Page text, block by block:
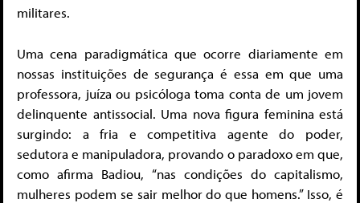
militares.
Uma cena paradigmática que ocorre diariamente em
nossas instituições de segurança é essa em que uma
professora, juíza ou psicóloga toma conta de um jovem
delinquente antissocial. Uma nova figura feminina está
surgindo: a fria e competitiva agente do poder,
sedutora e manipuladora, provando o paradoxo em que,
como afirma Badiou, “nas condições do capitalismo,
mulheres podem se sair melhor do que homens.” Isso, é